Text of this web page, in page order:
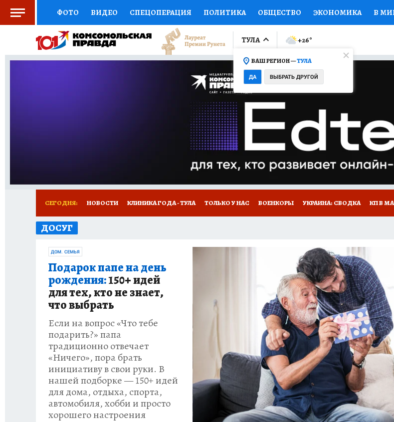
ФОТО ВИДЕО СПЕЦОПЕРАЦИЯ ПОЛИТИКА ОБЩЕСТВО ЭКОНОМИКА В
СОЦПОДДЕРЖКА НАУКА СПОРТ КОЛУМНИСТЫ ПРОИСШЕСТВИЯ
ВЫБОР ЭКСПЕРТОВ ДОКТОР ФИНАНСЫ ОТКРЫВАЕМ МИР СЕМЬЯ
ПРОГНОЗЫ НА СПОРТ ПРОМОКОДЫ СЕРИАЛЫ
ТЕЛЕВИЗОР КОЛЛЕКЦИИ КОНКУРСЫ
НОВОЕ НА САЙТЕ
ТУЛА
ВАШ РЕГИОН —ТУЛА
ДА ВЫБРАТЬ ДРУГОЙ
+26°
СЕГОДНЯ: НОВОСТИ КЛИНИКА ГОДА - ТУЛА ТОЛЬКО У НАС ВОЕНКОРЫ УКРАИНА: СВОДКА КП В
ДОСУГ
ДОМ. СЕМЬЯ
Подарок папе на день
рождения:150+ идей
для тех, кто не знает,
что выбрать
Если на вопрос «Что тебе
подарить?» папа
традиционно отвечает
«Ничего», пора брать
инициативу в свои руки. В
нашей подборке — 150+ идей
для дома, отдыха, спорта,
автомобиля, хобби и просто
хорошего настроения